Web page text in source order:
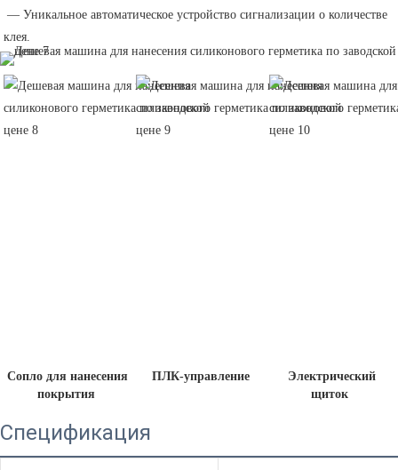
клея.
покрытия
ПЛК-управление
щиток
Спецификация